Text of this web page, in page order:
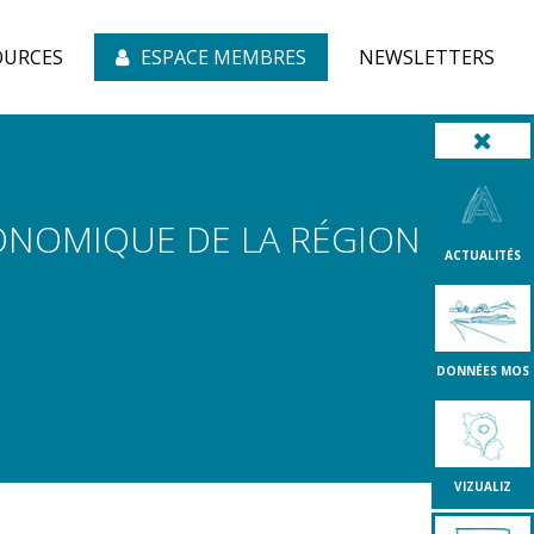
ESPACE MEMBRES NEWSLETTERS
DE LA RÉGION
ACTUALITÉS
DONNÉES MOS
VIZUALIZ